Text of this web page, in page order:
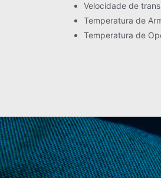
Velocidade de
Temperatura de
Temperatura de